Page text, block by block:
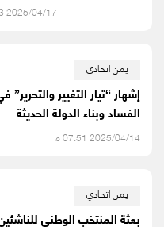
2025/04/17 12:03 ص
يمن اتحادي
إشهار “تيار التغيير
الفساد وبناء الدولة الحديثة
2025/04/14 07:51 م
يمن اتحادي
بعثة المنتخب الوطني